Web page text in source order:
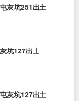
灰坑251出土
坑127出土
灰坑127出土